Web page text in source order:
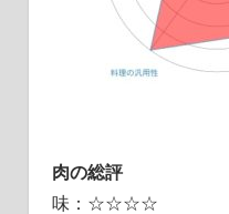
肉の総評
味：☆☆☆☆